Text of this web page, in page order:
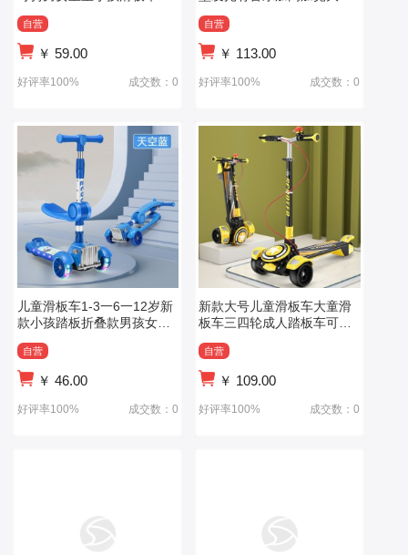
自营
￥ 59.00
好评率100% 成交数：0
自营
￥ 113.00
好评率100% 成交数：0
儿童滑板车1-3一6一12岁新
款小孩踏板折叠款男孩女宝
自营
￥ 46.00
好评率100% 成交数：0
新款大号儿童滑板车大童滑
板车三四轮成人踏板车可折
自营
￥ 109.00
好评率100% 成交数：0